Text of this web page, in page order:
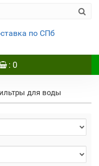
по СПб
: 0
для воды